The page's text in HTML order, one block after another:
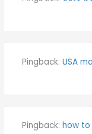
Pingback: USA
Pingback: how